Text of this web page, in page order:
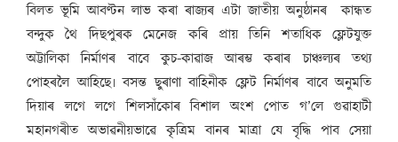
বিলত ভূমি আবণ্টন লাভ কৰা ৰাজ্যৰ এটা জাতীয় অনুষ্ঠানৰ কান্ধত
বন্দুক থৈ দিছপুৰক মেনেজ কৰি প্ৰায় তিনি শতাধিক ফ্লেটযুক্ত
অট্টালিকা নিৰ্মাণৰ বাবে কুচ-কাৱাজ আৰম্ভ কৰাৰ চাঞ্চল্যৰ তথ্য
পোহৰলৈ আহিছে৷ বসন্ত ছুৰাণা বাহিনীক ফ্লেট নিৰ্মাণৰ বাবে অনুমতি
দিয়াৰ লগে লগে শিলসাঁকোৰ বিশাল অংশ পোত গ’লে গুৱাহাটী
মহানগৰীত অভাৱনীয়ভাৱে কৃত্ৰিম বানৰ মাত্ৰা যে বৃদ্ধি পাব সেয়া